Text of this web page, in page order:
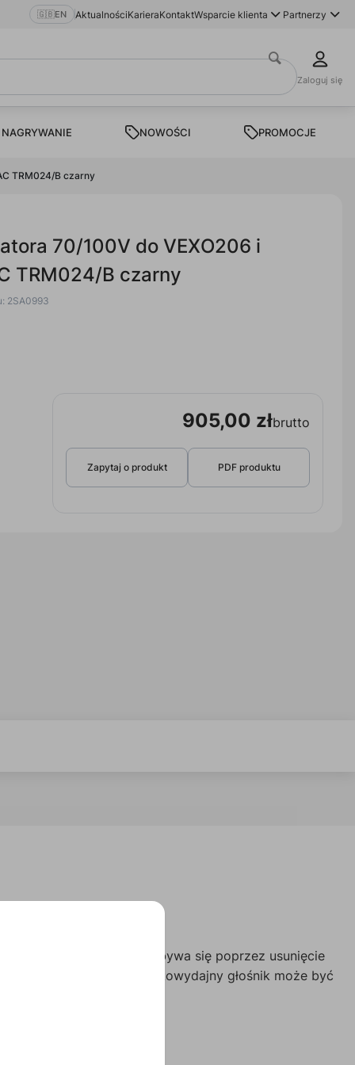
🇬🇧EN AktualnościKarieraKontaktWsparcie klienta Partnerzy
Zaloguj się
NOWOŚCI PROMOCJE
TRM024/B czarny
70/100V do VEXO206 i
TRM024/B czarny
2SA0993
905,00 złbrutto
Zapytaj o produkt PDF produktu
VEXO. Instalacja odbywa się poprzez usunięcie
W ten sposób wysokowydajny głośnik może być